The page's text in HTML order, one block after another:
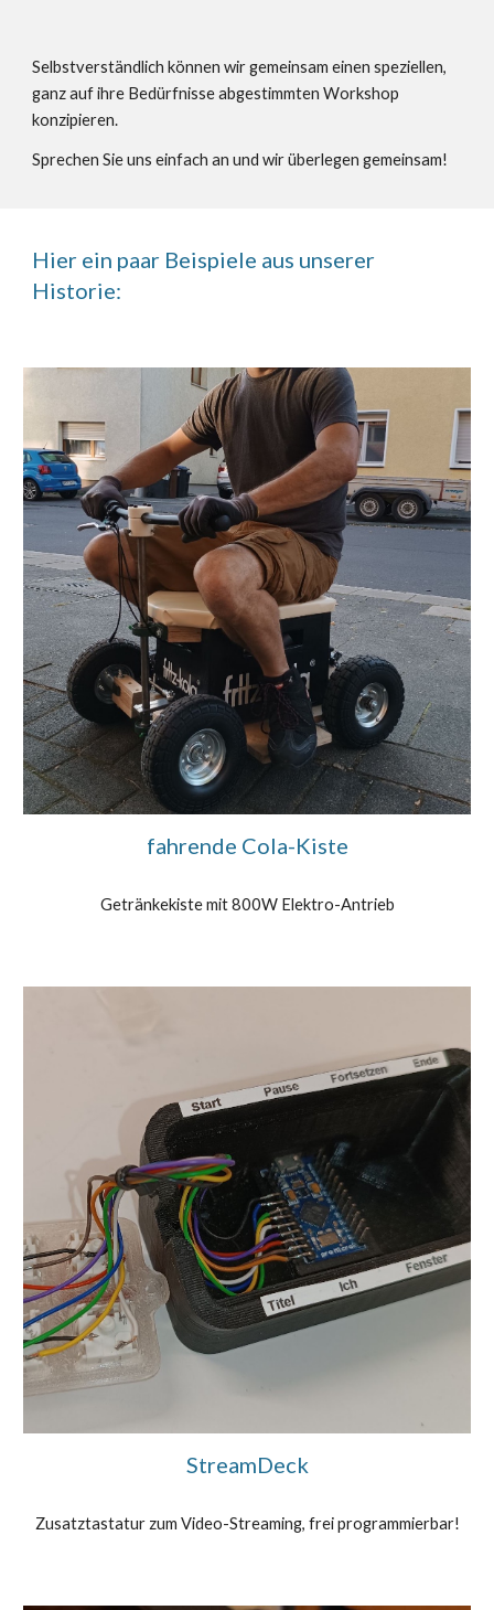
Selbstverständlich können wir gemeinsam einen speziellen,
ganz auf ihre Bedürfnisse abgestimmten Workshop
konzipieren.
Sprechen Sie uns einfach an und wir überlegen gemeinsam!
Hier ein paar Beispiele aus unserer
Historie:
fahrende Cola-Kiste
Getränkekiste mit 800W Elektro-Antrieb
StreamDeck
Zusatztastatur zum Video-Streaming, frei programmierbar!